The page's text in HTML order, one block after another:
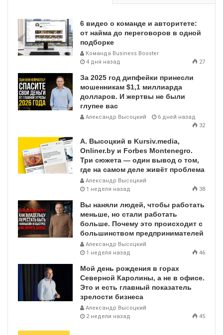
6 видео о команде и авторитете:
от найма до переговоров в одной
подборке
Команда Business Booster
4 дня назад
27
За 2025 год дипфейки принесли
мошенникам $1,1 миллиарда
долларов. И жертвы не были
глупее вас
Александр Высоцкий
6 дней назад
32
А. Высоцкий в Kursiv.media,
Onliner.by и Forbes Montenegro.
Три сюжета — один вывод о том,
где на самом деле живёт проблема
Александр Высоцкий
1 неделя назад
38
Вы наняли людей, чтобы работать
меньше, но стали работать
больше. Почему это происходит с
большинством предпринимателей
Александр Высоцкий
1 неделя назад
46
Мой день рождения в горах
Северной Каролины, а не в офисе.
Это и есть главный показатель
зрелости бизнеса
Александр Высоцкий
2 недели назад
45